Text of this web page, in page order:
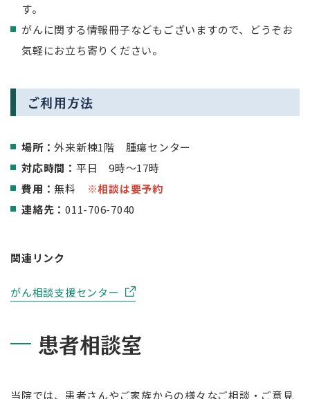
す。
がんに関する情報冊子などもございますので、どうぞお
気軽にお立ち寄りください。
ご利用方法
場所：外来新棟1階 腫瘍センター
対応時間： 平日 9時～17時
費用： 無料 ※相談は要予約
連絡先： 011-706-7040
関連リンク
がん相談支援センター
患者相談室
当院では、患者さんやご家族からの様々なご相談・ご意見